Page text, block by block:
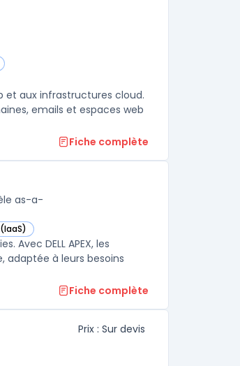
et aux infrastructures cloud.
emails et espaces web
Fiche complète
as-a-
Avec DELL APEX, les
à leurs besoins
Fiche complète
Prix : Sur devis